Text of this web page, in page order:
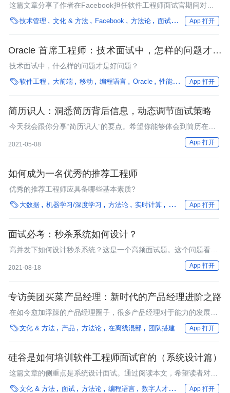
这篇文章分享了作者在Facebook担任软件工程师面试官期间对编
程面试的经验总结，在面试官提示甚少或没有提示的情形下，优秀
的应聘者会在面试中扮演主导角色，主动地去完成本文描述的面试
技术管理 文化 & 方法 Facebook 方法论 面试 性能优化 框架
App 打开
Oracle 首席工程师：技术面试中，怎样的问题才是
好问题？
技术面试中，什么样的问题才是好问题？
软件工程 大前端 移动 编程语言 Oracle 性能优化 框架 数字
App 打开
简历识人：洞悉简历背后信息，动态调节面试策略
今天我会跟你分享“简历识人”的要点。希望你能够体会到简历在面
试过程中，特别是文中提到的特定情形下扮演的重要作用。
2021-05-08 App 打开
如何成为一名优秀的推荐工程师
优秀的推荐工程师应具备哪些基本素质?
 大数据 机器学习/深度学习 方法论 实时计算 团队搭建 汽车
App 打开
面试必考：秒杀系统如何设计？
高并发下如何设计秒杀系统？这是一个高频面试题。这个问题看似
简单，但是里面的水很深，它考查的是高并发场景下，从前端到后
端多方面的知识。
2021-08-18 App 打开
专访美团买菜产品经理：新时代的产品经理进阶之路
在如今愈加浮躁的产品经理圈子，很多产品经理对于能力的发展，
职业的发展老产品人能够以自身沉淀下的经验和方法论作为引路
灯，为年轻的产品经理指引方向。
文化 & 方法 产品 方法论 在离线混部 团队搭建 App 打开
硅谷是如何培训软件工程师面试官的（系统设计篇）
这篇文章的侧重点是系统设计面试。通过阅读本文，希望读者对硅
谷培训程序员系统面试官的方式有更多的了解。
文化 & 方法 面试 方法论 编程语言 数字人才培养 团队搭建
App 打开